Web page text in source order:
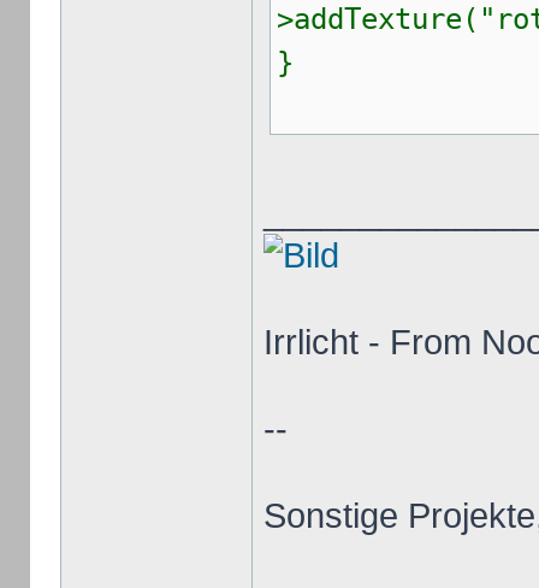
}
Irrlicht - From
--
Sonstige